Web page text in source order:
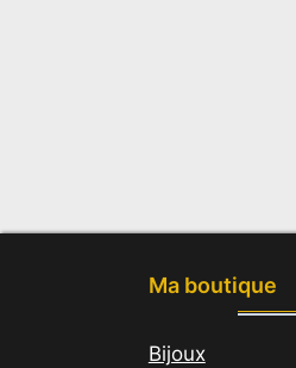
Ma boutique
Bijoux